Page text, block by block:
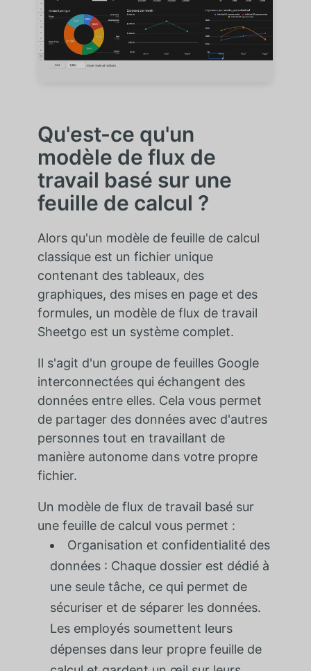
Qu'est-ce qu'un
modèle de flux de
travail basé sur une
feuille de calcul ?
Alors qu'un modèle de feuille de calcul
classique est un fichier unique
contenant des tableaux, des
graphiques, des mises en page et des
formules, un modèle de flux de travail
Sheetgo est un système complet.
Il s'agit d'un groupe de feuilles Google
interconnectées qui échangent des
données entre elles. Cela vous permet
de partager des données avec d'autres
personnes tout en travaillant de
manière autonome dans votre propre
fichier.
Un modèle de flux de travail basé sur
une feuille de calcul vous permet :
Organisation et confidentialité des
données : Chaque dossier est dédié à
une seule tâche, ce qui permet de
sécuriser et de séparer les données.
Les employés soumettent leurs
dépenses dans leur propre feuille de